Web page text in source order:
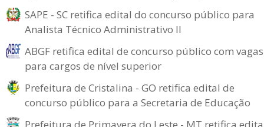
SAPE - SC retifica edital do concurso público para
Analista Técnico Administrativo II
ABGF retifica edital de concurso público com vagas
para cargos de nível superior
Prefeitura de Cristalina - GO retifica edital de
concurso público para a Secretaria de Educação
Prefeitura de Primavera do Leste - MT retifica